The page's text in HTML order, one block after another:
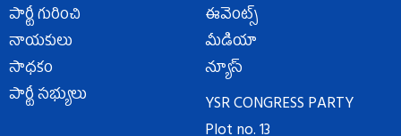
పార్టీ గురించి
నాయకులు
సాధకం
పార్టీ సభ్యులు
ఈవెంట్స్
మీడియా
న్యూస్
YSR CONGRESS PARTY